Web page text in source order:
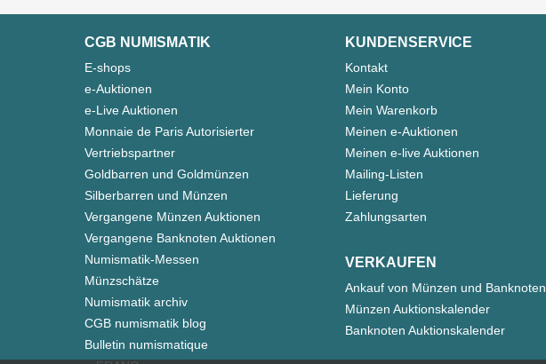
CGB NUMISMATIK
E-shops
e-Auktionen
e-Live Auktionen
Monnaie de Paris Autorisierter
Vertriebspartner
Goldbarren und Goldmünzen
Silberbarren und Münzen
Vergangene Münzen Auktionen
Vergangene Banknoten Auktionen
Numismatik-Messen
Münzschätze
Numismatik archiv
CGB numismatik blog
Bulletin numismatique
KUNDENSERVICE
Kontakt
Mein Konto
Mein Warenkorb
Meinen e-Auktionen
Meinen e-live Auktionen
Mailing-Listen
Lieferung
Zahlungsarten
VERKAUFEN
Ankauf von Münzen und Banknoten
Münzen Auktionskalender
Banknoten Auktionskalender